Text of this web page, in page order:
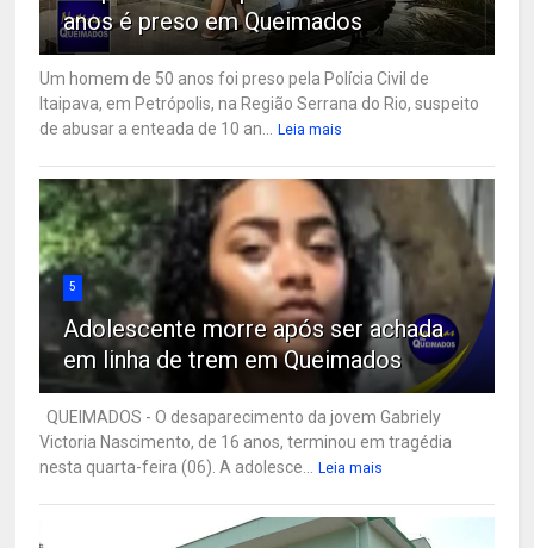
anos é preso em Queimados
Um homem de 50 anos foi preso pela Polícia Civil de
Itaipava, em Petrópolis, na Região Serrana do Rio, suspeito
de abusar a enteada de 10 an...
Leia mais
5
Adolescente morre após ser achada
em linha de trem em Queimados
QUEIMADOS - O desaparecimento da jovem Gabriely
Victoria Nascimento, de 16 anos, terminou em tragédia
nesta quarta-feira (06). A adolesce...
Leia mais